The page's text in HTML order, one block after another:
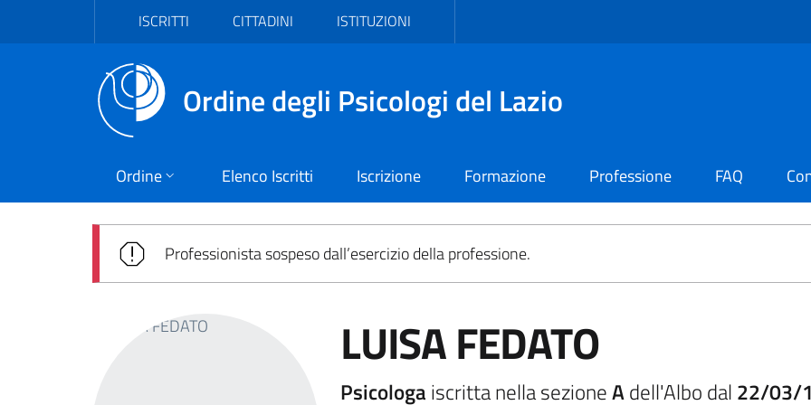
Vai al contenuto principale
ISCRITTI CITTADINI ISTITUZIONI
Ordine degli Psicologi del Lazio
Ordine Elenco Iscritti Iscrizione Formazione Professione FAQ
Professionista sospeso dall’esercizio della professione.
LUISA FEDATO
Psicologa iscritta nella sezioneAdell'Albo dal 22/03/